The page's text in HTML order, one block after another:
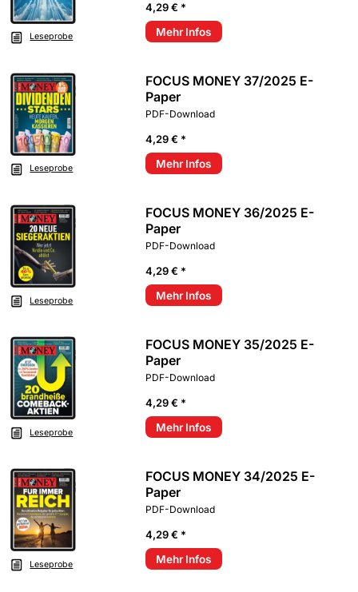
Leseprobe
4,29 € *
Mehr Infos
Leseprobe
FOCUS MONEY 37/2025 E-
Paper
PDF-Download
4,29 € *
Mehr Infos
Leseprobe
FOCUS MONEY 36/2025 E-
Paper
PDF-Download
4,29 € *
Mehr Infos
Leseprobe
FOCUS MONEY 35/2025 E-
Paper
PDF-Download
4,29 € *
Mehr Infos
Leseprobe
FOCUS MONEY 34/2025 E-
Paper
PDF-Download
4,29 € *
Mehr Infos